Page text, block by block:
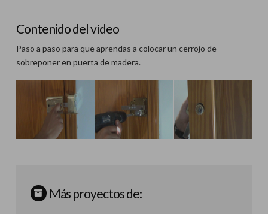
Contenido del vídeo
Paso a paso para que aprendas a colocar un cerrojo de
sobreponer en puerta de madera.
Más proyectos de: